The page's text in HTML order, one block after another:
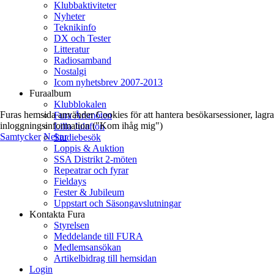
Klubbaktiviteter
Nyheter
Teknikinfo
DX och Tester
Litteratur
Radiosamband
Nostalgi
Icom nyhetsbrev 2007-2013
Furaalbum
Klubblokalen
Fura Årsmöten
Lilla Julafton
Studiebesök
Loppis & Auktion
SSA Distrikt 2-möten
Repeatrar och fyrar
Fieldays
Fester & Jubileum
Uppstart och Säsongavslutningar
Kontakta Fura
Styrelsen
Meddelande till FURA
Medlemsansökan
Artikelbidrag till hemsidan
Login
Furas hemsida använder Cookies för att hantera besökarsessioner, lagra
inloggningsinformation ("Kom ihåg mig")
Samtycker Nekar